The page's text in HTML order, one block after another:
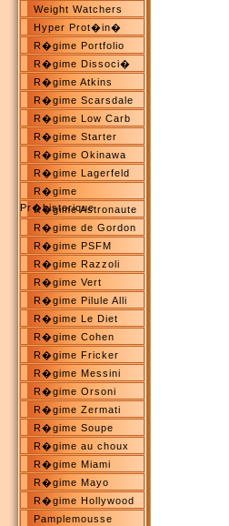
Weight Watchers
Hyper Prot�in�
R�gime Portfolio
R�gime Dissoci�
R�gime Atkins
R�gime Scarsdale
R�gime Low Carb
R�gime Starter
R�gime Okinawa
R�gime Lagerfeld
R�gime
Pr�historique
R�gime Astronaute
R�gime de Gordon
R�gime PSFM
R�gime Razzoli
R�gime Vert
R�gime Pilule Alli
R�gime Le Diet
R�gime Cohen
R�gime Fricker
R�gime Messini
R�gime Orsoni
R�gime Zermati
R�gime Soupe
R�gime au choux
R�gime Miami
R�gime Mayo
R�gime Hollywood
Pamplemousse